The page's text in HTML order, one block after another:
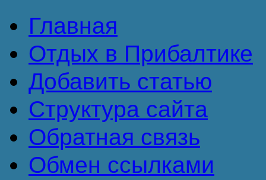
Главная
Отдых в Прибалтике
Добавить статью
Структура сайта
Обратная связь
Обмен ссылками